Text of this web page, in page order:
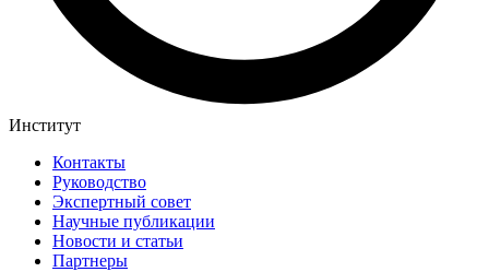
Институт
Контакты
Руководство
Экспертный совет
Научные публикации
Новости и статьи
Партнеры